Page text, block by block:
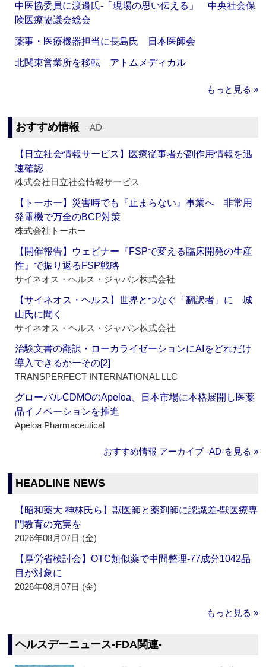
中医協委員に渡邊氏‐「現場の思い伝える」 中央社会保
険医療協議会総会
薬事・医療機器担当に長島氏 日本医師会
北関東営業所を移転 アトムメディカル
もっと見る »
おすすめ情報 ‐AD‐
【日立社会情報サービス】医療従事者が副作用情報を迅
速確認
株式会社日立社会情報サービス
【トーホー】災害時でも『止まらない』事業へ 非常用
発電機で万全のBCP対策
株式会社トーホー
【開催報告】ウェビナー『FSPで変える臨床開発の生産
性』で振り返るFSP戦略
サイネオス・ヘルス・ジャパン株式会社
【サイネオス・ヘルス】世界とつなぐ「翻訳者」に 城
山氏に聞く
サイネオス・ヘルス・ジャパン株式会社
治験文書の翻訳・ローカライゼーションにAIをどれだけ
導入できるかーその[2]
TRANSPERFECT INTERNATIONAL LLC
グローバルCDMOのApeloa、日本市場に本格展開し医薬
品イノベーションを推進
Apeloa Pharmaceutical
おすすめ情報 アーカイブ ‐AD‐を見る »
HEADLINE NEWS
【昭和薬大 神林氏ら】獣医師と薬剤師に認識差‐獣医療専
門教育の充実を
2026年08月07日 (金)
【厚労省検討会】OTC類似薬で中間整理‐77成分1042品
目が対象に
2026年08月07日 (金)
もっと見る »
ヘルスデーニュース‐FDA関連‐